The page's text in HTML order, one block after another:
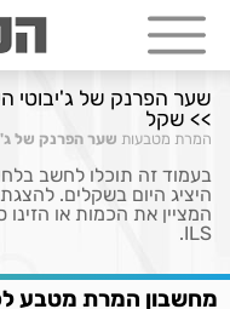
שער הפרנק של ג'יבוטי
>> שקל
המרת מטבעות שער הפרנק של
בעמוד זה תוכלו לחשב
ILS.
מחשבון המרת מטבע